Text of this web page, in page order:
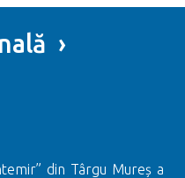
›
din Târgu Mureș a